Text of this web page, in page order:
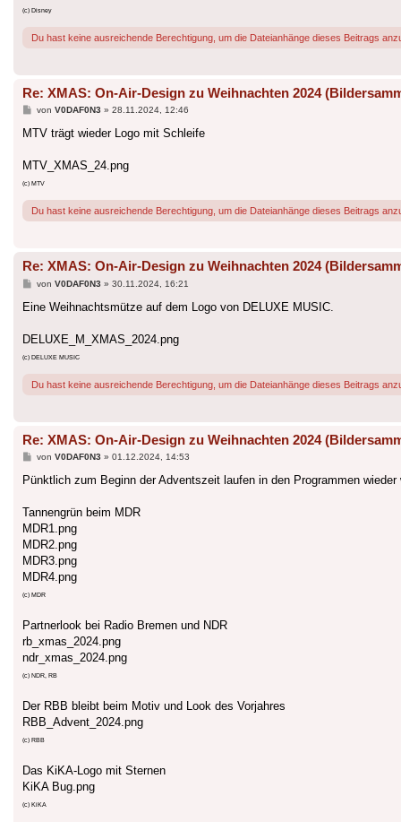
(c) Disney
Du hast keine ausreichende Berechtigung, um die Dateianhänge dieses Beitrags
Re: XMAS: On-Air-Design zu Weihnachten 2024
Beitrag
von V0DAF0N3» 28.11.2024, 12:46
MTV trägt wieder Logo mit Schleife
MTV_XMAS_24.png
(c) MTV
Du hast keine ausreichende Berechtigung, um die Dateianhänge dieses Beitrags
Re: XMAS: On-Air-Design zu Weihnachten 2024
Beitrag
von V0DAF0N3 » 30.11.2024, 16:21
Eine Weihnachtsmütze auf dem Logo von DELUXE MUSIC.
DELUXE_M_XMAS_2024.png
(c) DELUXE MUSIC
Du hast keine ausreichende Berechtigung, um die Dateianhänge dieses Beitrags
Re: XMAS: On-Air-Design zu Weihnachten 2024
Beitrag
von V0DAF0N3» 01.12.2024, 14:53
Pünktlich zum Beginn der Adventszeit laufen in den Programmen
Tannengrün beim MDR
MDR1.png
MDR2.png
MDR3.png
MDR4.png
(c) MDR
Partnerlook bei Radio Bremen und NDR
rb_xmas_2024.png
ndr_xmas_2024.png
(c) NDR, RB
Der RBB bleibt beim Motiv und Look des Vorjahres
RBB_Advent_2024.png
(c) RBB
Das KiKA-Logo mit Sternen
KiKA Bug.png
(c) KiKA